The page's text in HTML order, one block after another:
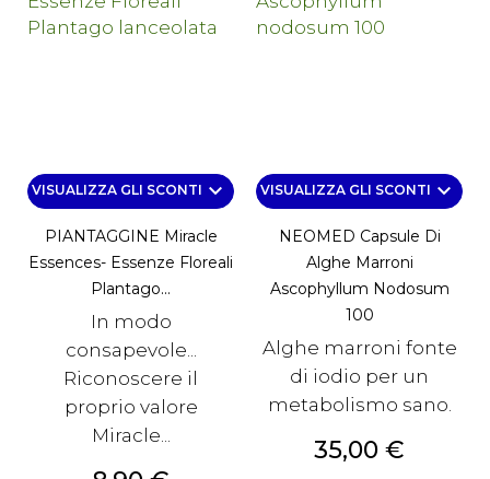
VISUALIZZA GLI SCONTI keyboard_arrow_down
PIANTAGGINE Miracle
Essences- Essenze Floreali
Plantago...
In modo
consapevole...
Riconoscere il
proprio valore
Miracle...
VISUALIZZA GLI SCONTI keyboard_arrow_down
NEOMED Capsule Di
Alghe Marroni
Ascophyllum Nodosum
100
Alghe marroni fonte
di iodio per un
metabolismo sano.
Prezzo
35,00 €